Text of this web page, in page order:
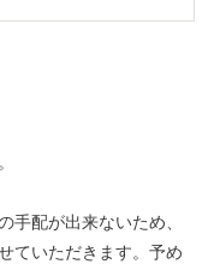
手配が出来ないため、
ていただきます。予め